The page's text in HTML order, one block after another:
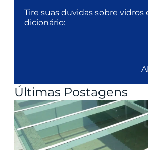
Tire suas duvidas sobre vidros
dicionário:
Últimas Postagens